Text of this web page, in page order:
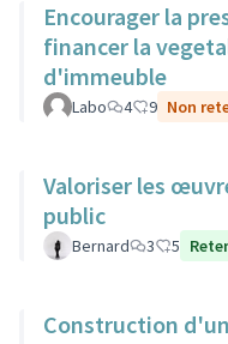
Encourager la
financer la
d'immeuble
Labo 4 9 Non
Valoriser les
public
Bernard 3 5
Construction